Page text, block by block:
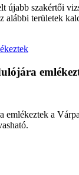
újabb szakértői
területek
a